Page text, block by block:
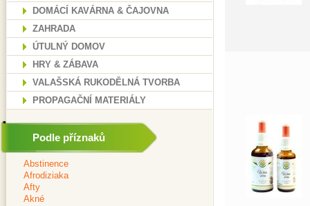
DOMÁCÍ KAVÁRNA & ČAJOVNA
ZAHRADA
ÚTULNÝ DOMOV
HRY & ZÁBAVA
VALAŠSKÁ RUKODĚLNÁ TVORBA
PROPAGAČNÍ MATERIÁLY
Podle příznaků